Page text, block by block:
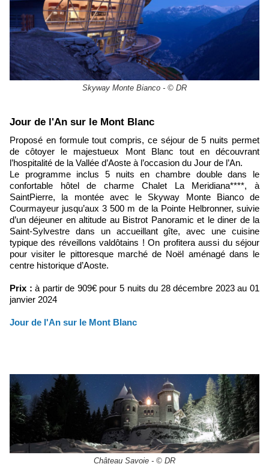
Skyway Monte Bianco - © DR
​Jour de l'An sur le Mont Blanc
Proposé en formule tout compris, ce séjour de 5 nuits permet
de côtoyer le majestueux Mont Blanc tout en découvrant
l’hospitalité de la Vallée d’Aoste à l’occasion du Jour de l’An.
Le programme inclus 5 nuits en chambre double dans le
confortable hôtel de charme Chalet La Meridiana****, à
SaintPierre, la montée avec le Skyway Monte Bianco de
Courmayeur jusqu’aux 3 500 m de la Pointe Helbronner, suivie
d’un déjeuner en altitude au Bistrot Panoramic et le diner de la
Saint-Sylvestre dans un accueillant gîte, avec une cuisine
typique des réveillons valdôtains ! On profitera aussi du séjour
pour visiter le pittoresque marché de Noël aménagé dans le
centre historique d’Aoste.
Prix : à partir de 909€ pour 5 nuits du 28 décembre 2023 au 01
janvier 2024
​Jour de l'An sur le Mont Blanc
Château Savoie - © DR